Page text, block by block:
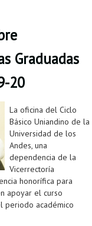
Graduadas
20
La oficina del Ciclo
Básico Uniandino de la
Universidad de los
Andes, una
dependencia de la
Vicerrectoría
honorífica para
apoyar el curso
periodo académico